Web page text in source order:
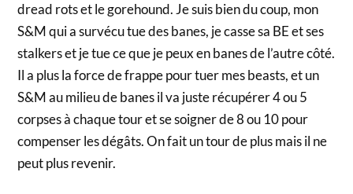
dread rots et le gorehound. Je suis bien du coup, mon
S&M qui a survécu tue des banes, je casse sa BE et ses
stalkers et je tue ce que je peux en banes de l’autre côté.
Il a plus la force de frappe pour tuer mes beasts, et un
S&M au milieu de banes il va juste récupérer 4 ou 5
corpses à chaque tour et se soigner de 8 ou 10 pour
compenser les dégâts. On fait un tour de plus mais il ne
peut plus revenir.